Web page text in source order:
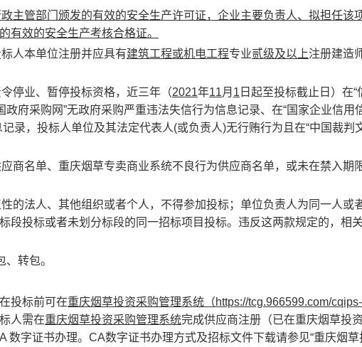
主管部门颁发的有效的安全生产许可证，企业主要负责人、拟担任该
有效的安全生产考核合格证。
人本单位注册并应具有建筑工程或机电工程专业贰级及以上注册建造
停业、暂停投标资格，近三年（2021年11月 1 日起至投标截止日）在“
府采购网”无政府采购严重违法失信行为信息记录、在“国家企业信用
录，投标人单位及其法定代表人(或负责人)无行贿行为且在“中国裁判
商名单、重庆烟草专卖商业系统不良行为供应商名单，或未在禁入期
的法人、其他组织或者个人，不得参加投标；单位负责人为同一人或
段投标或者未划分标段的同一招标项目投标。违反这两款规定的，相
转包。
投标前可在重庆烟草投资采购管理系统（https://tcg.966599.com/
人需在重庆烟草投资采购管理系统完成供应商注册（已在重庆烟草投
数字证书办理。 CA数字证书办理方式及招标文件下载请参见“重庆烟草